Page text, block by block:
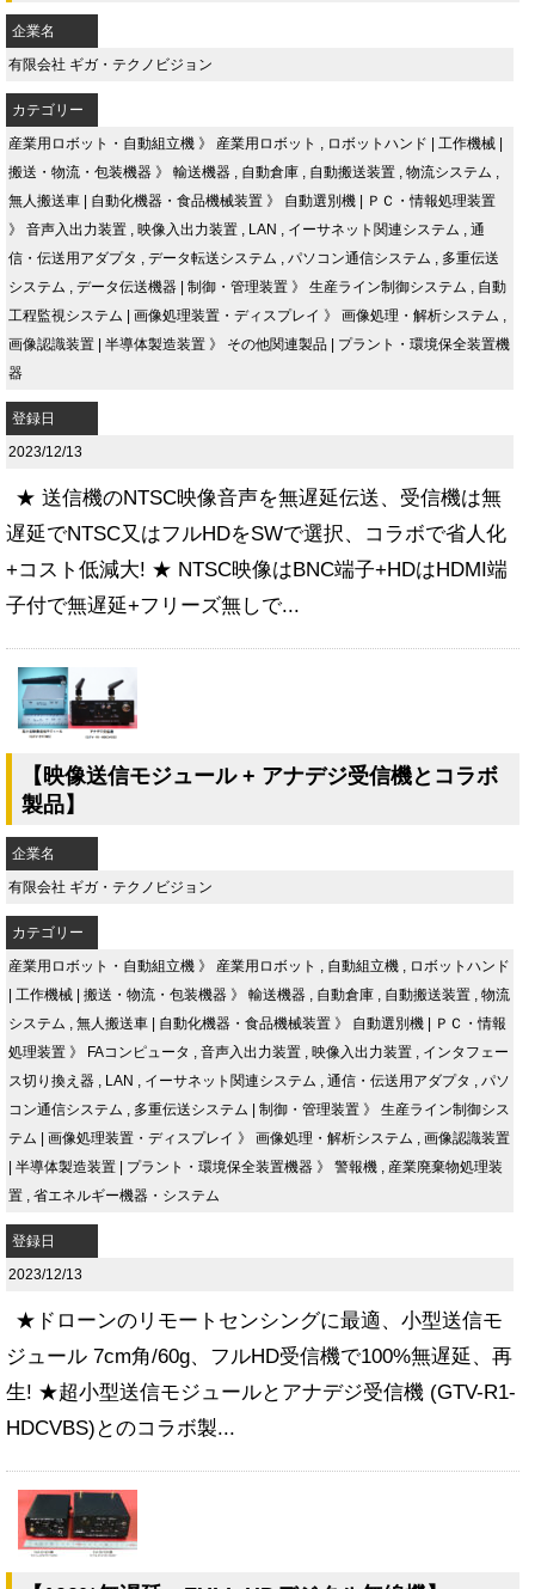
企業名
有限会社 ギガ・テクノビジョン
カテゴリー
産業用ロボット・自動組立機 》 産業用ロボット ロボットハンド | 工作機械 |
搬送・物流・包装機器 》 輸送機器 自動倉庫 自動搬送装置 物流システム
無人搬送車 | 自動化機器・食品機械装置 》 自動選別機 | ＰＣ・情報処理装置
》 音声入出力装置 映像入出力装置 LAN イーサネット関連システム
通
信・伝送用アダプタ
データ転送システム パソコン通信システム
多重伝送
システム
データ伝送機器 | 制御・管理装置 》 生産ライン制御システム
自動
工程監視システム | 画像処理装置・ディスプレイ 》 画像処理・解析システム
画像認識装置 | 半導体製造装置 》 その他関連製品 | プラント・環境保全装置機
器
登録日
2023/12/13
★ 送信機のNTSC映像音声を無遅延伝送、受信機は無
遅延でNTSC又はフルHDをSWで選択、コラボで省人化
+コスト低減大! ★ NTSC映像はBNC端子+HDはHDMI端
子付で無遅延+フリーズ無しで...
【映像送信モジュール + アナデジ受信機とコラボ
製品】
企業名
有限会社 ギガ・テクノビジョン
カテゴリー
産業用ロボット・自動組立機 》 産業用ロボット 自動組立機
ロボットハンド
| 工作機械 | 搬送・物流・包装機器 》 輸送機器 自動倉庫 自動搬送装置
物流
システム
無人搬送車 | 自動化機器・食品機械装置 》 自動選別機 | ＰＣ・情報
処理装置 》 FAコンピュータ 音声入出力装置 映像入出力装置
インタフェー
ス切り換え器
LAN イーサネット関連システム 通信・伝送用アダプタ
パソ
コン通信システム
多重伝送システム | 制御・管理装置 》 生産ライン制御シス
テム | 画像処理装置・ディスプレイ 》 画像処理・解析システム
画像認識装置
| 半導体製造装置 | プラント・環境保全装置機器 》 警報機
産業廃棄物処理装
置
省エネルギー機器・システム
登録日
2023/12/13
★ドローンのリモートセンシングに最適、小型送信モ
ジュール 7cm角/60g、フルHD受信機で100%無遅延、再
生! ★超小型送信モジュールとアナデジ受信機 (GTV-R1-
HDCVBS)とのコラボ製...